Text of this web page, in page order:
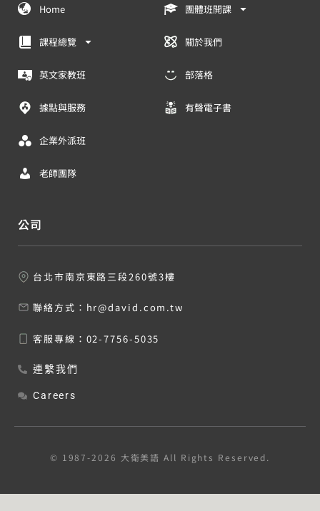
Home
課程總覽
英文家教班
據點與服務
企業外派班
老師團隊
團體班開課
關於我們
部落格
有聲電子書
公司
台北市南京東路三段260號3樓
聯絡方式： hr@david.com.tw
客服專線： 02-7756-5035
連繫我們
Careers
© 1987-2026 大衛美語 All Rights Reserved.